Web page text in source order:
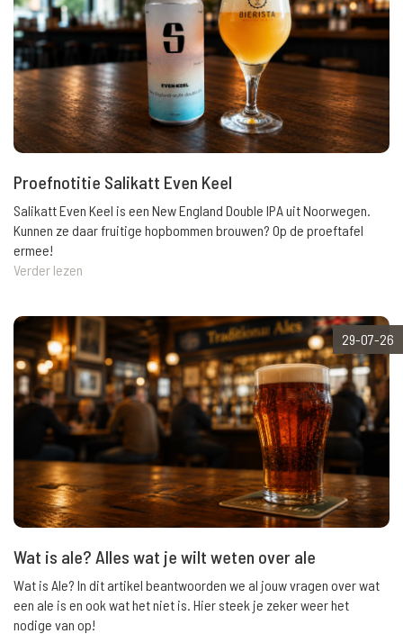
Proefnotitie Salikatt Even Keel
Salikatt Even Keel is een New England Double IPA uit Noorwegen.
Kunnen ze daar fruitige hopbommen brouwen? Op de proeftafel
ermee!
Verder lezen
29-07-26
Wat is ale? Alles wat je wilt weten over ale
Wat is Ale? In dit artikel beantwoorden we al jouw vragen over wat
een ale is en ook wat het niet is. Hier steek je zeker weer het
nodige van op!